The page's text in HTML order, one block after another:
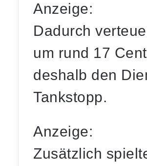
Anzeige:
Dadurch
um rund 17
deshalb den
Tankstopp.
Anzeige:
Zusätzlich